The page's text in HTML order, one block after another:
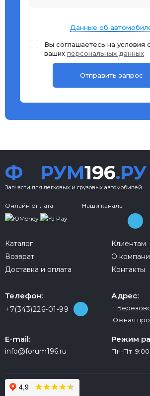
Данные об
Вы соглашаетесь на условия
ваших персональных данных
Ф РУМ196.РУ
Запчасти для легковых и грузовых автомобилей
Онлайн оплата Наши каналы
Каталог
Возврат
Доставка и оплата
Клиентам
О
Контакты
Телефон:
+7(343)226-01-99
Адрес:
г.
Южная
E-mail:
info@forum196.ru
Режим
Пн-Пт 9:00